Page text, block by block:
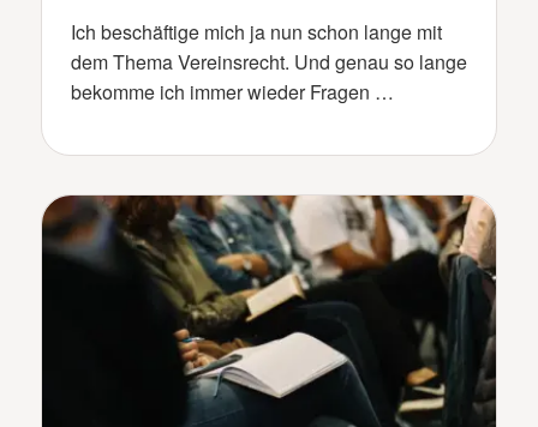
Ich beschäftige mich ja nun schon lange mit
dem Thema Vereinsrecht. Und genau so lange
bekomme ich immer wieder Fragen …